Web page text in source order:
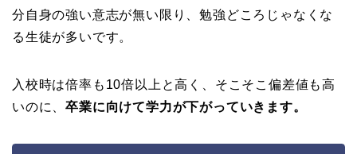
分自身の強い意志が無い限り、勉強どころじゃなくな
る生徒が多いです。
入校時は倍率も10倍以上と高く、そこそこ偏差値も高
いのに、卒業に向けて学力が下がっていきます。